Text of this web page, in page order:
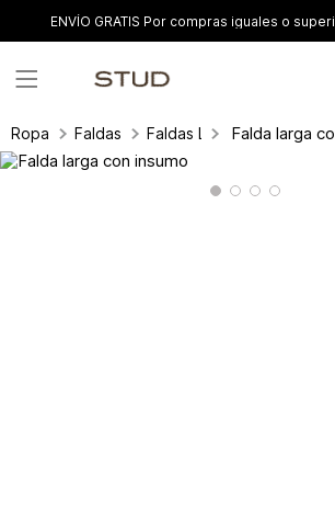
ENVÍO GRATIS Por compras iguales o
Ropa Faldas Faldas Largas